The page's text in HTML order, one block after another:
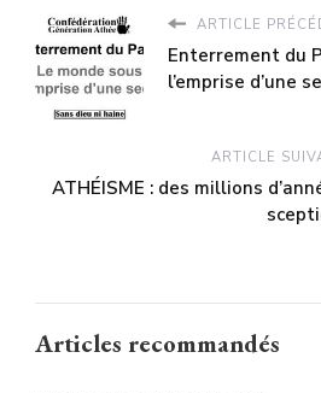
ARTICLE
Enterrement du
l’emprise d’une
ARTICLE
ATHÉISME : des millions
Articles recommandés